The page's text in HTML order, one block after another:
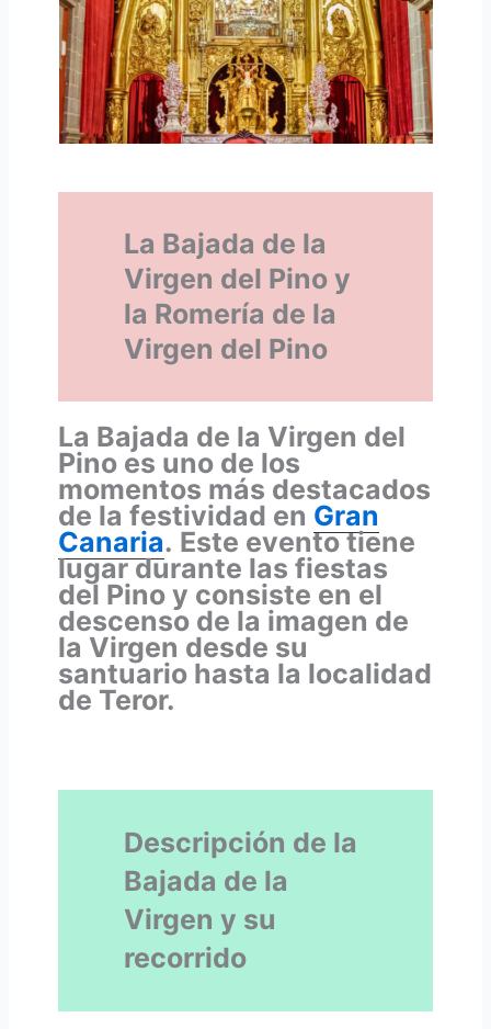
La Bajada de la
Virgen del Pino y
la Romería de la
Virgen del Pino
La Bajada de la Virgen del
Pino es uno de los
momentos más destacados
de la festividad en Gran
Canaria. Este evento tiene
lugar durante las fiestas
del Pino y consiste en el
descenso de la imagen de
la Virgen desde su
santuario hasta la localidad
de Teror.
Descripción de la
Bajada de la
Virgen y su
recorrido